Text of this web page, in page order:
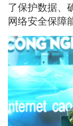
了保护数据、
网络安全保障